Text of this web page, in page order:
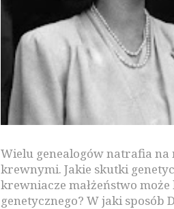
Wielu genealogów natrafia
krewnymi. Jakie skutki
krewniacze małżeństwo
genetycznego? W jaki sposób